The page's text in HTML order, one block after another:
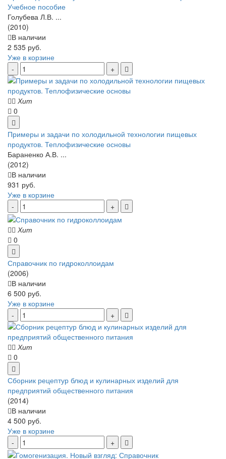
Учебное пособие
Голубева Л.В. ...
(2010)
В наличии
2 535 руб.
Уже в корзине
Хит
0
Примеры и задачи по холодильной технологии пищевых
продуктов. Теплофизические основы
Бараненко А.В. ...
(2012)
В наличии
931 руб.
Уже в корзине
Хит
0
Справочник по гидроколлоидам
(2006)
В наличии
6 500 руб.
Уже в корзине
Хит
0
Сборник рецептур блюд и кулинарных изделий для
предприятий общественного питания
(2014)
В наличии
4 500 руб.
Уже в корзине